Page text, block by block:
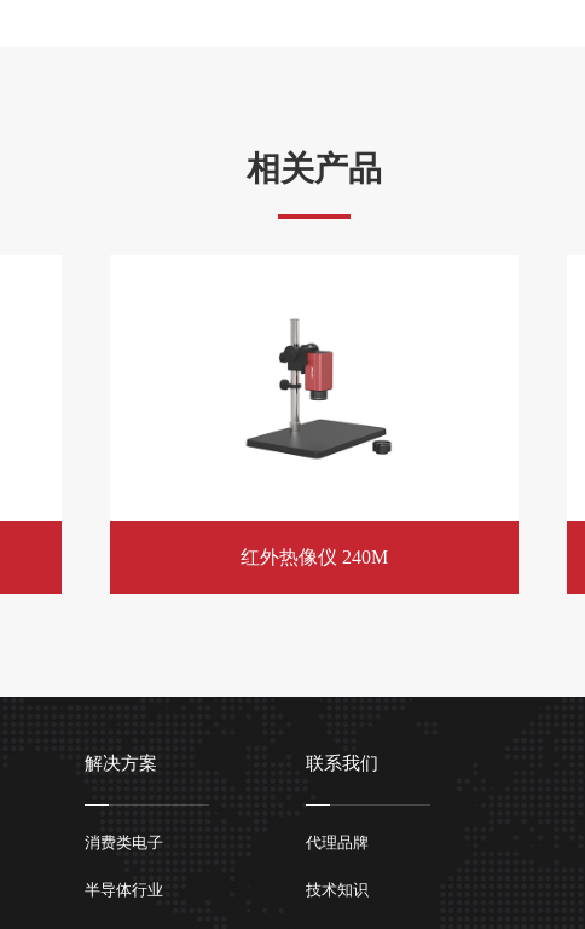
相关产品
红外热像仪 240M
解决方案
消费类电子
半导体行业
联系我们
代理品牌
技术知识